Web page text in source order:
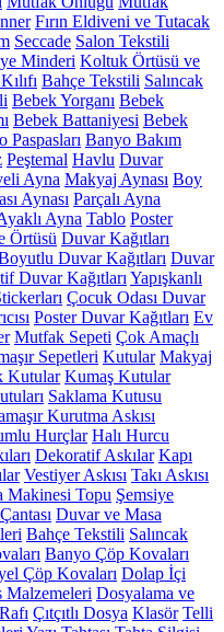
Fırın Eldiveni ve Tutacak
Seccade Salon Tekstili
Minderi Koltuk Örtüsü ve
Bahçe Tekstili Salıncak
Bebek Yorganı Bebek
Bebek Battaniyesi Bebek
Paspasları Banyo Bakım
Peştemal Havlu Duvar
Ayna Makyaj Aynası Boy
Aynası Parçalı Ayna
Ayna Tablo Poster
Örtüsü Duvar Kağıtları
Duvar Kağıtları Duvar
Duvar Kağıtları Yapışkanlı
Çocuk Odası Duvar
Poster Duvar Kağıtları Ev
Mutfak Sepeti Çok Amaçlı
Sepetleri Kutular Makyaj
Kutular Kumaş Kutular
Saklama Kutusu
Kurutma Askısı
Hurçlar Halı Hurcu
Dekoratif Askılar Kapı
Vestiyer Askısı Takı Askısı
Makinesi Topu Şemsiye
Duvar ve Masa
Bahçe Tekstili Salıncak
Banyo Çöp Kovaları
Çöp Kovaları Dolap İçi
Malzemeleri Dosyalama ve
Çıtçıtlı Dosya Klasör Telli